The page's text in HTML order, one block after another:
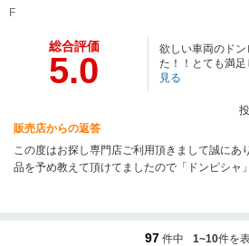
F
総合評価
5.0
欲しい車両のド
た！！とても満足
見る
販売店からの返答
この度はお探し専門店ご利用頂きまして誠にあ
品を予め教えて頂けてましたので「ドンピシャ
いました。
97 件中 1~10件を